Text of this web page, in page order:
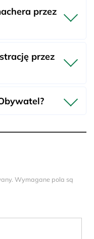
przez
przez
Wymagane pola są